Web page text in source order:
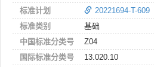
标准计划
20221694-T-609
标准类别
基础
中国标准分类号
Z04
国际标准分类号
13.020.10